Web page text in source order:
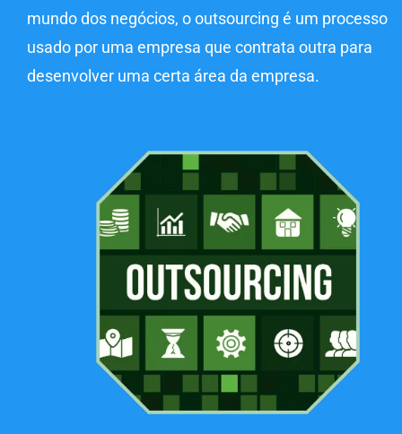
mundo dos negócios, o outsourcing é um processo
usado por uma empresa que contrata outra para
desenvolver uma certa área da empresa.